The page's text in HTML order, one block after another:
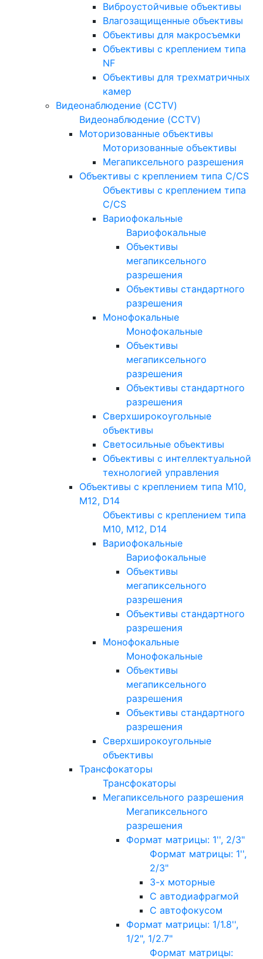
Виброустойчивые объективы
Влагозащищенные объективы
Объективы для макросъемки
Объективы с креплением типа
NF
Объективы для трехматричных
камер
Видеонаблюдение (CCTV)
Видеонаблюдение (CCTV)
Моторизованные объективы
Моторизованные объективы
Мегапиксельного разрешения
Объективы с креплением типа C/CS
Объективы с креплением типа
C/CS
Вариофокальные
Вариофокальные
Объективы
мегапиксельного
разрешения
Объективы стандартного
разрешения
Монофокальные
Монофокальные
Объективы
мегапиксельного
разрешения
Объективы стандартного
разрешения
Сверхширокоугольные
объективы
Светосильные объективы
Объективы с интеллектуальной
технологией управления
Объективы с креплением типа M10,
M12, D14
Объективы с креплением типа
M10, M12, D14
Вариофокальные
Вариофокальные
Объективы
мегапиксельного
разрешения
Объективы стандартного
разрешения
Монофокальные
Монофокальные
Объективы
мегапиксельного
разрешения
Объективы стандартного
разрешения
Сверхширокоугольные
объективы
Трансфокаторы
Трансфокаторы
Мегапиксельного разрешения
Мегапиксельного
разрешения
Формат матрицы: 1'', 2/3"
Формат матрицы: 1'',
2/3"
3-х моторные
С автодиафрагмой
С автофокусом
Формат матрицы: 1/1.8'',
1/2", 1/2.7"
Формат матрицы: